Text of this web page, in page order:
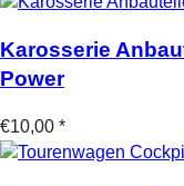
Karosserie
Power
€10,00 *